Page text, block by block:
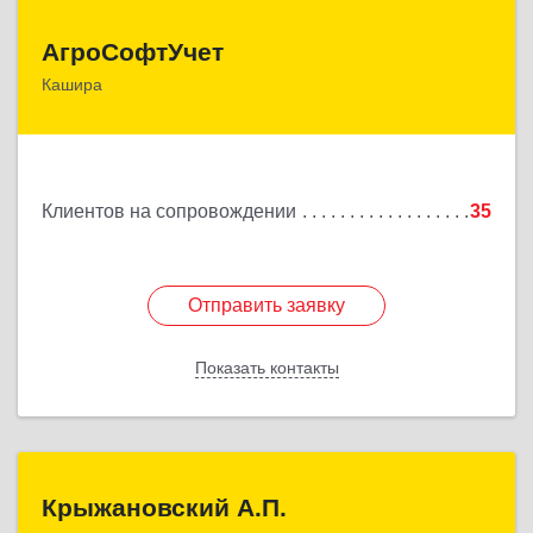
АгроСофтУчет
Кашира
Клиентов на сопровождении 35
Отправить заявку
Показать контакты
142932, Московская обл, г.о.Кашира, Каменка д,
Отправить заявку
Назад
Крыжановский А.П.